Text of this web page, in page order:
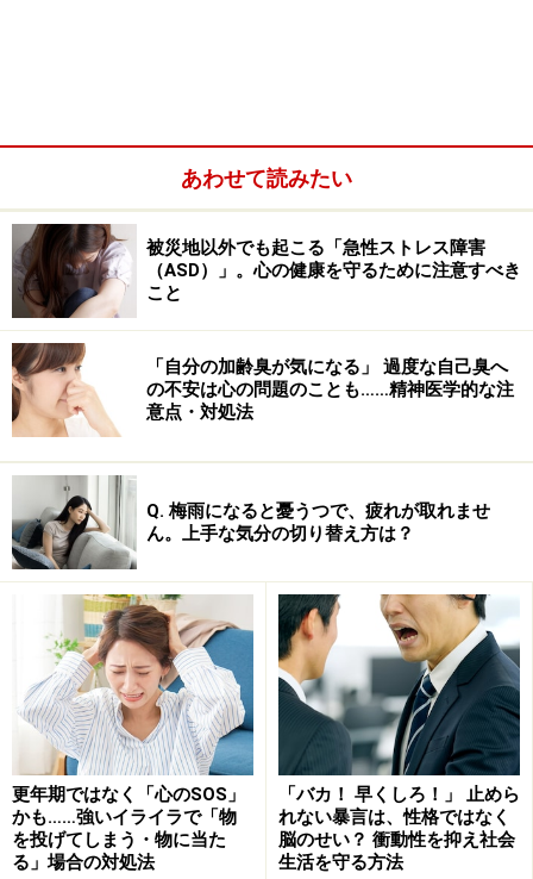
本人が憂鬱だと悩んでいる場合、周りの目にも元気がな
く見えることが多いです。これはごく自然で、何も問題
ありません。一方で、心の病気を発症していたり、心の
病気の状態に近くなったりしている場合、本人と周りの
感じ方に開きが出てしまうことがあります。
たとえば、本人は憂鬱でたまらないのに、周りは本人の
顔に笑みが浮かんでいるのを見て、何か良いことがあっ
たのかと勘違いしてしまうようなこともあります。本人
が周りを心配させないように無理をして笑顔を浮かべて
いる場合もありますが、心の病気の問題症状として、場
あわせて読みたい
被災地以外でも起こる「急性ストレス障害
（ASD）」。心の健康を守るために注意すべき
こと
「自分の加齢臭が気になる」 過度な自己臭へ
の不安は心の問題のことも……精神医学的な注
意点・対処法
Q. 梅雨になると憂うつで、疲れが取れませ
ん。上手な気分の切り替え方は？
更年期ではなく「心のSOS」
かも……強いイライラで「物
を投げてしまう・物に当た
る」場合の対処法
「バカ！ 早くしろ！」 止めら
れない暴言は、性格ではなく
脳のせい？ 衝動性を抑え社会
生活を守る方法